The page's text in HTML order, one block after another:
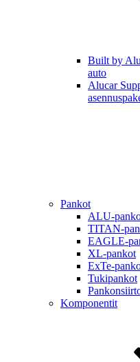
Built by
auto
Alucar
Pankot
ALU-
TITAN-
EAGLE-
XL-pankot
ExTe-
Tukipankot
Komponentit